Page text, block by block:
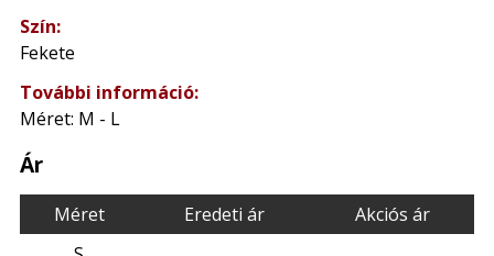
Szín:
Fekete
További információ:
Méret: M - L
Ár
Méret Eredeti ár
Akciós ár